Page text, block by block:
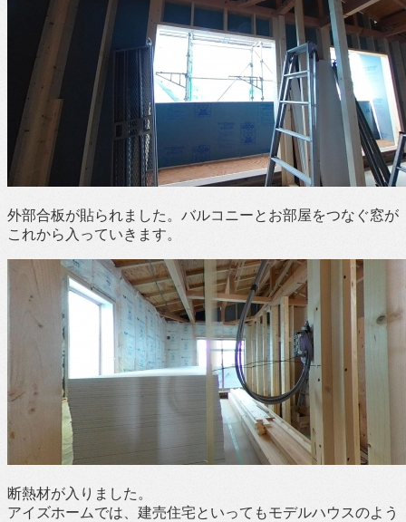
外部合板が貼られました。バルコニーとお部屋をつなぐ窓が
これから入っていきます。
断熱材が入りました。
アイズホームでは、建売住宅といってもモデルハウスのよう